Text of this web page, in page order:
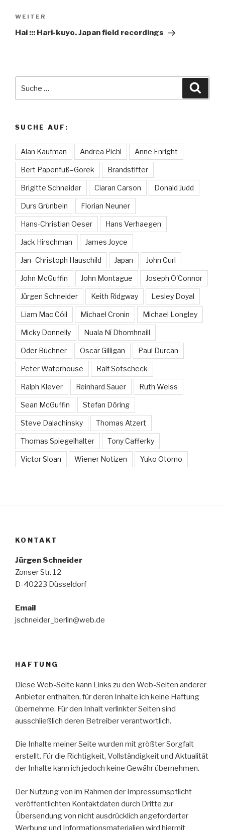
Nächster
Beitrag
WEITER
Hai ::: Hari-kuyo. Japan field recordings
SUCHE AUF:
Alan Kaufman Andrea Pichl Anne Enright
Bert Papenfuß–Gorek Brandstifter
Brigitte Schneider Ciaran Carson Donald Judd
Durs Grünbein Florian Neuner
Hans-Christian Oeser Hans Verhaegen
Jack Hirschman James Joyce
Jan–Christoph Hauschild Japan John Curl
John McGuffin John Montague Joseph O'Connor
Jürgen Schneider Keith Ridgway Lesley Doyal
Liam Mac Cóil Michael Cronin Michael Longley
Micky Donnelly Nuala Ní Dhomhnaill
Oder Büchner Oscar Gilligan Paul Durcan
Peter Waterhouse Ralf Sotscheck
Ralph Klever Reinhard Sauer Ruth Weiss
Sean McGuffin Stefan Döring
Steve Dalachinsky Thomas Atzert
Thomas Spiegelhalter Tony Cafferky
Victor Sloan Wiener Notizen Yuko Otomo
KONTAKT
Jürgen Schneider
Zonser Str. 12
D-40223 Düsseldorf
Email
jschneider_berlin@web.de
HAFTUNG
Diese Web-Seite kann Links zu den Web-Seiten anderer
Anbieter enthalten, für deren Inhalte ich keine Haftung
übernehme. Für den Inhalt verlinkter Seiten sind
ausschließlich deren Betreiber verantwortlich.
Die Inhalte meiner Seite wurden mit größter Sorgfalt
erstellt. Für die Richtigkeit, Vollständigkeit und Aktualität
der Inhalte kann ich jedoch keine Gewähr übernehmen.
Der Nutzung von im Rahmen der Impressumspflicht
veröffentlichten Kontaktdaten durch Dritte zur
Übersendung von nicht ausdrücklich angeforderter
Werbung und Informationsmaterialien wird hiermit